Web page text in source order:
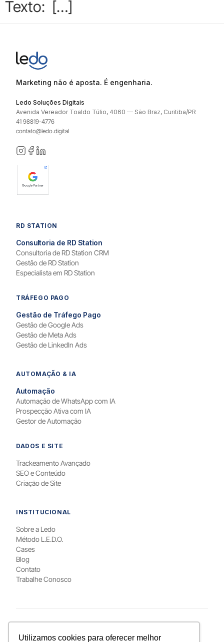
Utilizamos cookies para oferecer melhor
Texto: […]
Marketing não é aposta. É engenharia.
Ledo Soluções Digitais
Avenida Vereador Toaldo Túlio, 4060 — São Braz, Curitiba/PR
41 98819-4776
contato@ledo.digital
RD STATION
Consultoria de RD Station
Consultoria de RD Station CRM
Gestão de RD Station
Especialista em RD Station
TRÁFEGO PAGO
Gestão de Tráfego Pago
Gestão de Google Ads
Gestão de Meta Ads
Gestão de LinkedIn Ads
AUTOMAÇÃO & IA
Automação
Automação de WhatsApp com IA
Prospecção Ativa com IA
Gestor de Automação
DADOS E SITE
Trackeamento Avançado
SEO e Conteúdo
Criação de Site
INSTITUCIONAL
Sobre a Ledo
Método L.E.D.O.
Cases
Blog
Contato
Trabalhe Conosco